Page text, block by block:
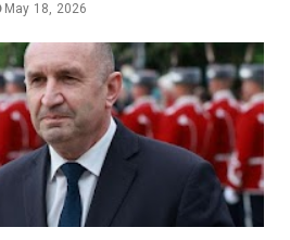
May 18, 2026